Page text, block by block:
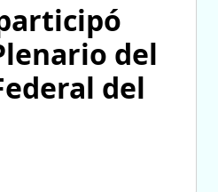
del
del